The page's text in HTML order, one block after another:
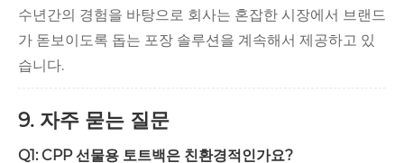
수년간의 경험을 바탕으로 회사는 혼잡한 시장에서 브랜드
가 돋보이도록 돕는 포장 솔루션을 계속해서 제공하고 있
습니다.
9. 자주 묻는 질문
Q1: CPP 선물용 토트백은 친환경적인가요?